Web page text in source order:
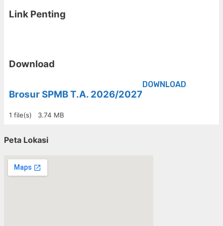
Link Penting
Download
Brosur SPMB T.A. 2026/2027
1 file(s) 3.74 MB
DOWNLOAD
Peta Lokasi